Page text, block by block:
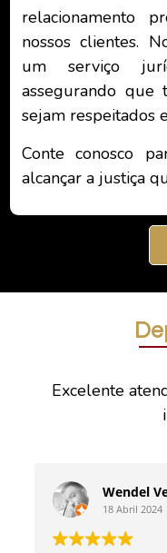
relacionamento
nossos clientes.
um serviço
assegurando que
sejam respeitados
Conte conosco
alcançar a justiça
Excelente
Wendel
18 Abril 2024